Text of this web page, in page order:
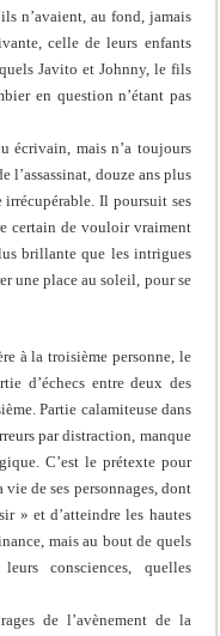
n’avaient, au fond, jamais
celle de leurs enfants
Javito et Johnny, le fils
en question n’étant pas
écrivain, mais n’a toujours
l’assassinat, douze ans plus
Il poursuit ses
certain de vouloir vraiment
brillante que les intrigues
une place au soleil, pour se
à la troisième personne, le
d’échecs entre deux des
Partie calamiteuse dans
par distraction, manque
C’est le prétexte pour
de ses personnages, dont
» et d’atteindre les hautes
mais au bout de quels
consciences, quelles
de l’avènement de la